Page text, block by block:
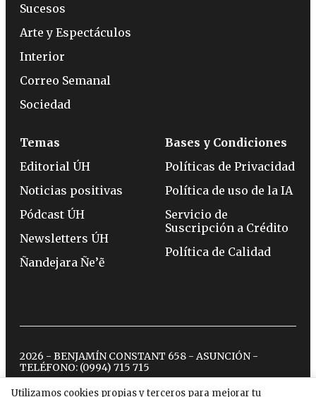
Utilizamos cookies propias y terceros para mejorar tu
Sucesos
Arte y Espectáculos
Interior
Correo Semanal
Sociedad
Temas
Editorial ÚH
Noticias positivas
Pódcast ÚH
Newsletters ÚH
Ñandejara Ñe’ẽ
Bases y Condiciones
Políticas de Privacidad
Política de uso de la IA
Servicio de
Suscripción a Crédito
Política de Calidad
2026 - BENJAMÍN CONSTANT 658 - ASUNCIÓN -
TELÉFONO: (0994) 715 715